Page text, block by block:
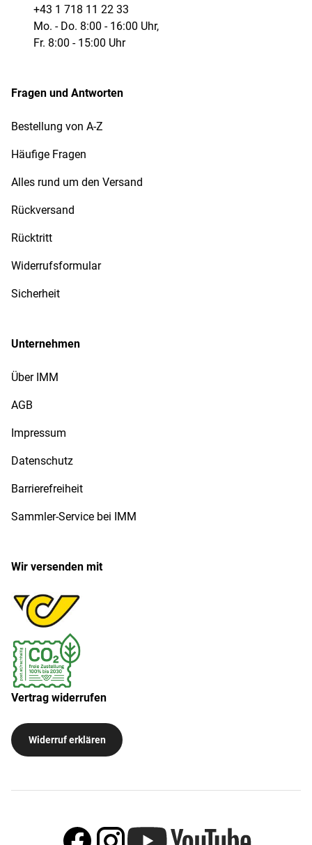
+43 1 718 11 22 33
Mo. - Do. 8:00 - 16:00 Uhr,
Fr. 8:00 - 15:00 Uhr
Fragen und Antworten
Bestellung von A-Z
Häufige Fragen
Alles rund um den Versand
Rückversand
Rücktritt
Widerrufsformular
Sicherheit
Unternehmen
Über IMM
AGB
Impressum
Datenschutz
Barrierefreiheit
Sammler-Service bei IMM
Wir versenden mit
Vertrag widerrufen
Widerruf erklären